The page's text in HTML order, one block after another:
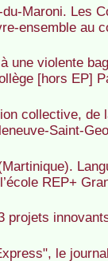
Maroni. Les
ensemble au
une violente
[hors EP]
collective, de
Saint-
REP+
projets
le